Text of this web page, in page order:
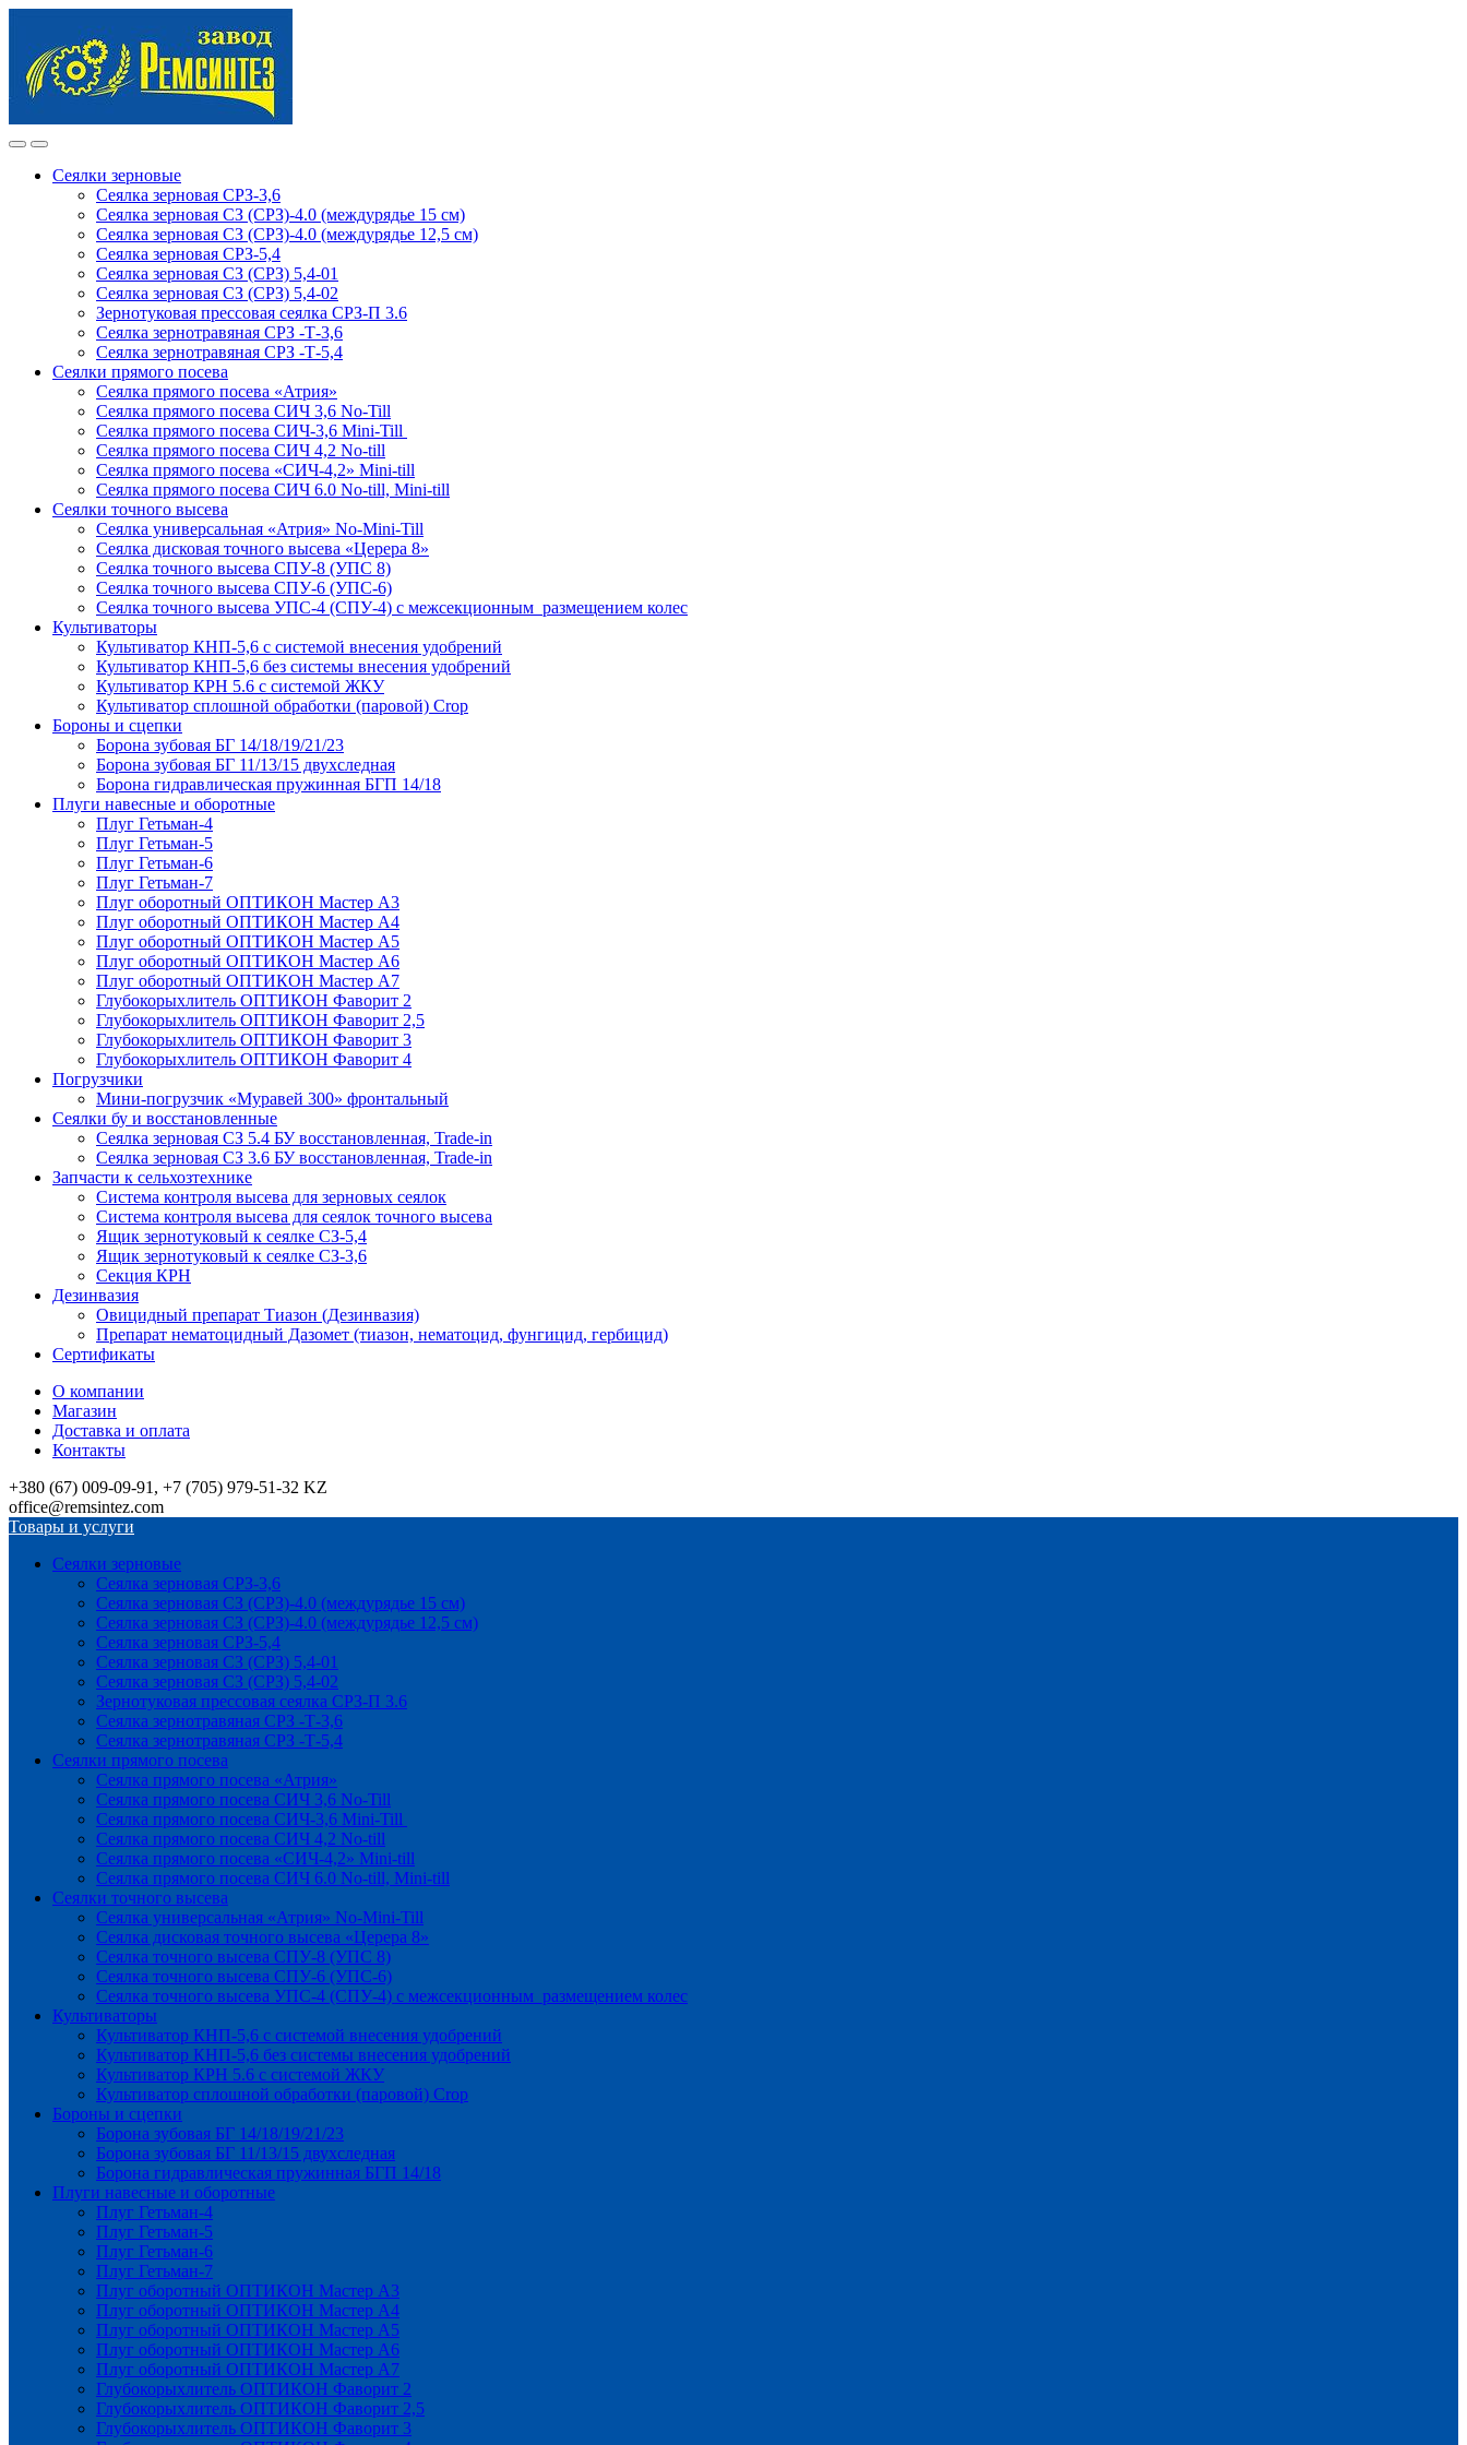
navigation
content
Сеялки зерновые
Сеялка зерновая СРЗ-3,6
Сеялка зерновая СЗ (СРЗ)-4.0 (междурядье 15 см)
Сеялка зерновая СЗ (СРЗ)-4.0 (междурядье 12,5 см)
Сеялка зерновая СРЗ-5,4
Сеялка зерновая СЗ (СРЗ) 5,4-01
Сеялка зерновая СЗ (СРЗ) 5,4-02
Зернотуковая прессовая сеялка СРЗ-П 3.6
Сеялка зернотравяная СРЗ -Т-3,6
Сеялка зернотравяная СРЗ -Т-5,4
Сеялки прямого посева
Сеялка прямого посева «Атрия»
Сеялка прямого посева СИЧ 3,6 No-Till
Сеялка прямого посева СИЧ-3,6 Mini-Till
Сеялка прямого посева СИЧ 4,2 No-till
Сеялка прямого посева «СИЧ-4,2» Mini-till
Сеялка прямого посева СИЧ 6.0 No-till, Mini-till
Сеялки точного высева
Сеялка универсальная «Атрия» No-Mini-Till
Сеялка дисковая точного высева «Церера 8»
Сеялка точного высева СПУ-8 (УПС 8)
Сеялка точного высева СПУ-6 (УПС-6)
Сеялка точного высева УПС-4 (СПУ-4) с межсекционным размещением колес
Культиваторы
Культиватор КНП-5,6 с системой внесения удобрений
Культиватор КНП-5,6 без системы внесения удобрений
Культиватор КРН 5.6 с системой ЖКУ
Культиватор сплошной обработки (паровой) Crop
Бороны и сцепки
Борона зубовая БГ 14/18/19/21/23
Борона зубовая БГ 11/13/15 двухследная
Борона гидравлическая пружинная БГП 14/18
Плуги навесные и оборотные
Плуг Гетьман-4
Плуг Гетьман-5
Плуг Гетьман-6
Плуг Гетьман-7
Плуг оборотный ОПТИКОН Мастер А3
Плуг оборотный ОПТИКОН Мастер А4
Плуг оборотный ОПТИКОН Мастер А5
Плуг оборотный ОПТИКОН Мастер А6
Плуг оборотный ОПТИКОН Мастер А7
Глубокорыхлитель ОПТИКОН Фаворит 2
Глубокорыхлитель ОПТИКОН Фаворит 2,5
Глубокорыхлитель ОПТИКОН Фаворит 3
Глубокорыхлитель ОПТИКОН Фаворит 4
Погрузчики
Мини-погрузчик «Муравей 300» фронтальный
Сеялки бу и восстановленные
Сеялка зерновая СЗ 5.4 БУ восстановленная, Trade-in
Сеялка зерновая СЗ 3.6 БУ восстановленная, Trade-in
Запчасти к сельхозтехнике
Система контроля высева для зерновых сеялок
Система контроля высева для сеялок точного высева
Ящик зернотуковый к сеялке СЗ-5,4
Ящик зернотуковый к сеялке СЗ-3,6
Секция КРН
Дезинвазия
Овицидный препарат Тиазон (Дезинвазия)
Препарат нематоцидный Дазомет (тиазон, нематоцид, фунгицид, гербицид)
Сертификаты
О компании
Магазин
Доставка и оплата
Контакты
+380 (67) 009-09-91, +7 (705) 979-51-32 KZ
office@remsintez.com
Товары и услуги
Сеялки зерновые
Сеялка зерновая СРЗ-3,6
Сеялка зерновая СЗ (СРЗ)-4.0 (междурядье 15 см)
Сеялка зерновая СЗ (СРЗ)-4.0 (междурядье 12,5 см)
Сеялка зерновая СРЗ-5,4
Сеялка зерновая СЗ (СРЗ) 5,4-01
Сеялка зерновая СЗ (СРЗ) 5,4-02
Зернотуковая прессовая сеялка СРЗ-П 3.6
Сеялка зернотравяная СРЗ -Т-3,6
Сеялка зернотравяная СРЗ -Т-5,4
Сеялки прямого посева
Сеялка прямого посева «Атрия»
Сеялка прямого посева СИЧ 3,6 No-Till
Сеялка прямого посева СИЧ-3,6 Mini-Till
Сеялка прямого посева СИЧ 4,2 No-till
Сеялка прямого посева «СИЧ-4,2» Mini-till
Сеялка прямого посева СИЧ 6.0 No-till, Mini-till
Сеялки точного высева
Сеялка универсальная «Атрия» No-Mini-Till
Сеялка дисковая точного высева «Церера 8»
Сеялка точного высева СПУ-8 (УПС 8)
Сеялка точного высева СПУ-6 (УПС-6)
Сеялка точного высева УПС-4 (СПУ-4) с межсекционным размещением колес
Культиваторы
Культиватор КНП-5,6 с системой внесения удобрений
Культиватор КНП-5,6 без системы внесения удобрений
Культиватор КРН 5.6 с системой ЖКУ
Культиватор сплошной обработки (паровой) Crop
Бороны и сцепки
Борона зубовая БГ 14/18/19/21/23
Борона зубовая БГ 11/13/15 двухследная
Борона гидравлическая пружинная БГП 14/18
Плуги навесные и оборотные
Плуг Гетьман-4
Плуг Гетьман-5
Плуг Гетьман-6
Плуг Гетьман-7
Плуг оборотный ОПТИКОН Мастер А3
Плуг оборотный ОПТИКОН Мастер А4
Плуг оборотный ОПТИКОН Мастер А5
Плуг оборотный ОПТИКОН Мастер А6
Плуг оборотный ОПТИКОН Мастер А7
Глубокорыхлитель ОПТИКОН Фаворит 2
Глубокорыхлитель ОПТИКОН Фаворит 2,5
Глубокорыхлитель ОПТИКОН Фаворит 3